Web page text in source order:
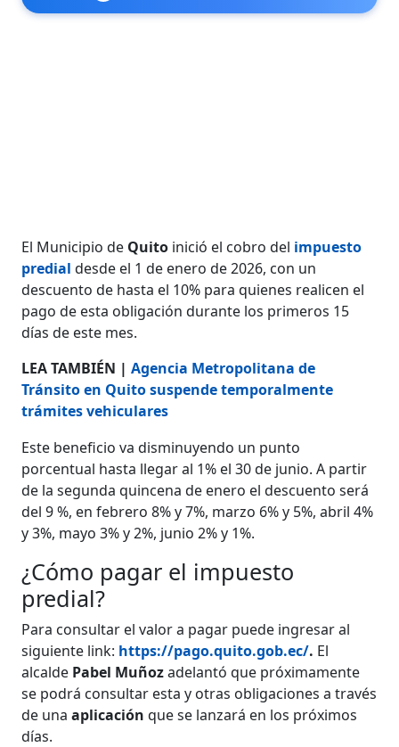
El Municipio de Quito inició el cobro del impuesto
predial desde el 1 de enero de 2026, con un
descuento de hasta el 10% para quienes realicen el
pago de esta obligación durante los primeros 15
días de este mes.
LEA TAMBIÉN |Agencia Metropolitana de
Tránsito en Quito suspende temporalmente
trámites vehiculares
Este beneficio va disminuyendo un punto
porcentual hasta llegar al 1% el 30 de junio.​ A partir
de la segunda quincena de enero el descuento será
del 9 %, en febrero 8% y 7%, marzo 6% y 5%, abril 4%
y 3%, mayo 3% y 2%, junio 2% y 1%.
¿Cómo pagar el impuesto
predial?
Para consultar el valor a pagar puede ingresar al
siguiente link: https://pago.quito.gob.ec/. El
alcalde Pabel Muñozadelantó que próximamente
se podrá consultar esta y otras obligaciones a través
de unaaplicación que se lanzará en los próximos
días.